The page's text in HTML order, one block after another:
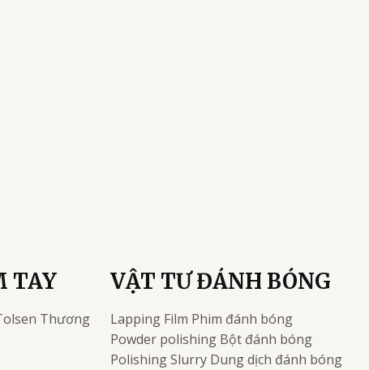
TAY
Thương
VẬT TƯ ĐÁNH BÓNG
Lapping Film Phim đánh bóng
Powder polishing Bột đánh bóng
Polishing Slurry Dung dịch đánh bóng